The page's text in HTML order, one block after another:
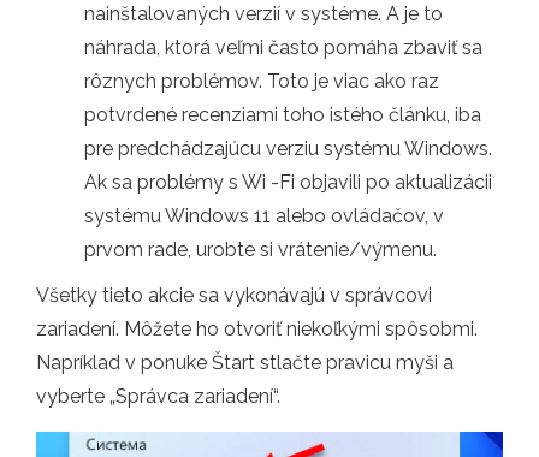
nainštalovaných verzií v systéme. A je to
náhrada, ktorá veľmi často pomáha zbaviť sa
rôznych problémov. Toto je viac ako raz
potvrdené recenziami toho istého článku, iba
pre predchádzajúcu verziu systému Windows.
Ak sa problémy s Wi -Fi objavili po aktualizácii
systému Windows 11 alebo ovládačov, v
prvom rade, urobte si vrátenie/výmenu.
Všetky tieto akcie sa vykonávajú v správcovi
zariadení. Môžete ho otvoriť niekoľkými spôsobmi.
Napríklad v ponuke Štart stlačte pravicu myši a
vyberte „Správca zariadení“.